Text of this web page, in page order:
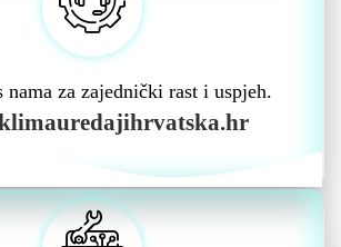
nama za zajednički rast i uspjeh.